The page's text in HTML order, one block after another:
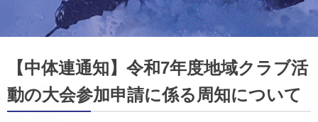
【中体連通知】令和7年度地域クラブ活
動の大会参加申請に係る周知について